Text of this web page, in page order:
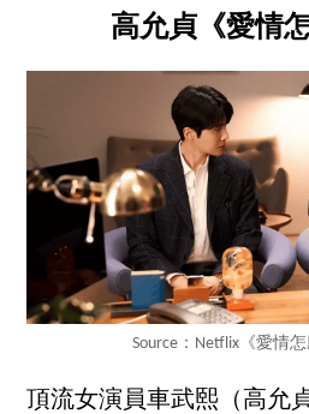
高允貞《愛情
Source：Netflix《愛情
頂流女演員車武熙（高允